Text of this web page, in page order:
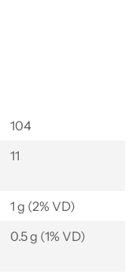
104
11
1 g (2% VD)
0.5 g (1% VD)